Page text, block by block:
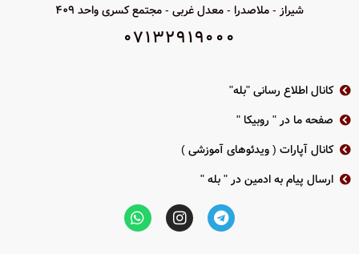
استاندارد مقاومتی IP67
بدنه فلز پلاستیک
استاندارد IP67
شیراز - ملاصدرا - معدل غربی - مجتمع کسری واحد 409
07132919000
کانال اطلاع رسانی "بله"
صفحه ما در " روبیکا "
کانال آپارات ( ویدئوهای آموزشی )
ارسال پیام به ادمین در " بله "